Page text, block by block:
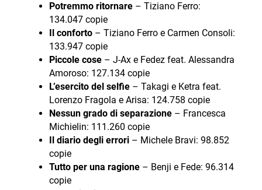
Potremmo ritornare – Tiziano Ferro:
134.047 copie
Il conforto – Tiziano Ferro e Carmen Consoli:
133.947 copie
Piccole cose – J-Ax e Fedez feat. Alessandra
Amoroso: 127.134 copie
L’esercito del selfie – Takagi e Ketra feat.
Lorenzo Fragola e Arisa: 124.758 copie
Nessun grado di separazione – Francesca
Michielin: 111.260 copie
Il diario degli errori – Michele Bravi: 98.852
copie
Tutto per una ragione – Benji e Fede: 96.314
copie